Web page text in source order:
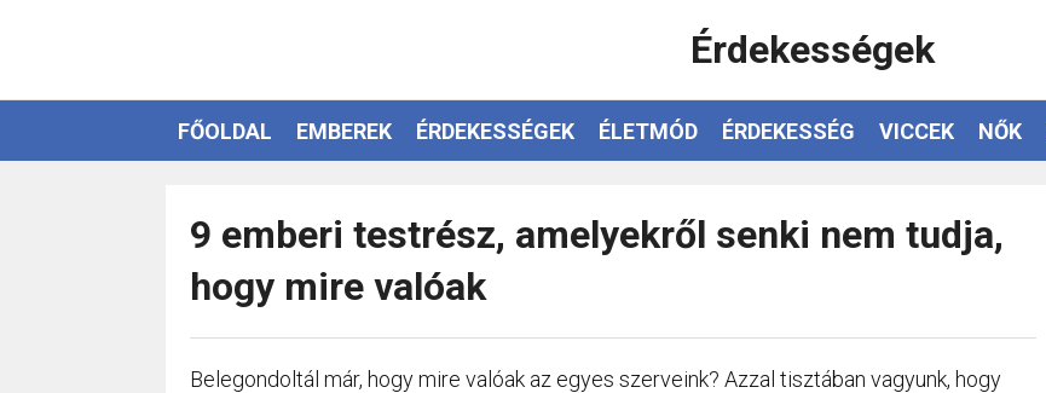
Érdekességek
FŐOLDAL EMBEREK ÉRDEKESSÉGEK ÉLETMÓD ÉRDEKESSÉG VICCEK NŐK
9 emberi testrész, amelyekről senki nem tudja,
hogy mire valóak
Belegondoltál már, hogy mire valóak az egyes szerveink? Azzal tisztában vagyunk, hogy